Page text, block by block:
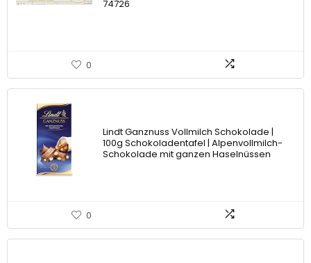
74726
0
Lindt Ganznuss Vollmilch Schokolade |
100g Schokoladentafel | Alpenvollmilch-
Schokolade mit ganzen Haselnüssen
0